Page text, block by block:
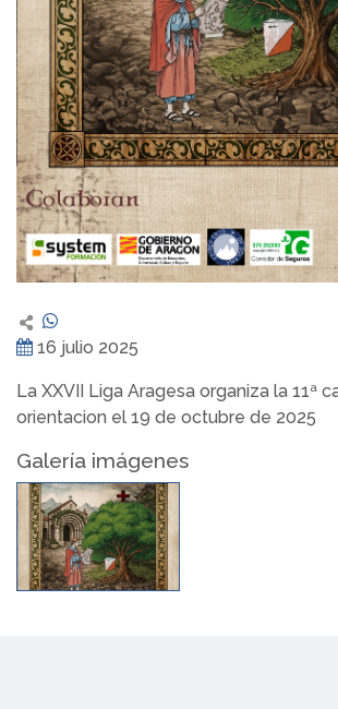
16 julio 2025
La XXVII Liga Aragesa organiza la 11ª
orientacion el 19 de octubre de 2025
Galería imágenes